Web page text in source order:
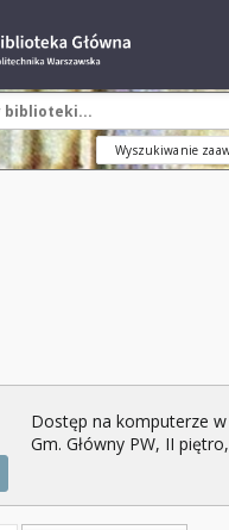
Wyszukiwanie
Dostęp na komputerze
Gm. Główny PW, II